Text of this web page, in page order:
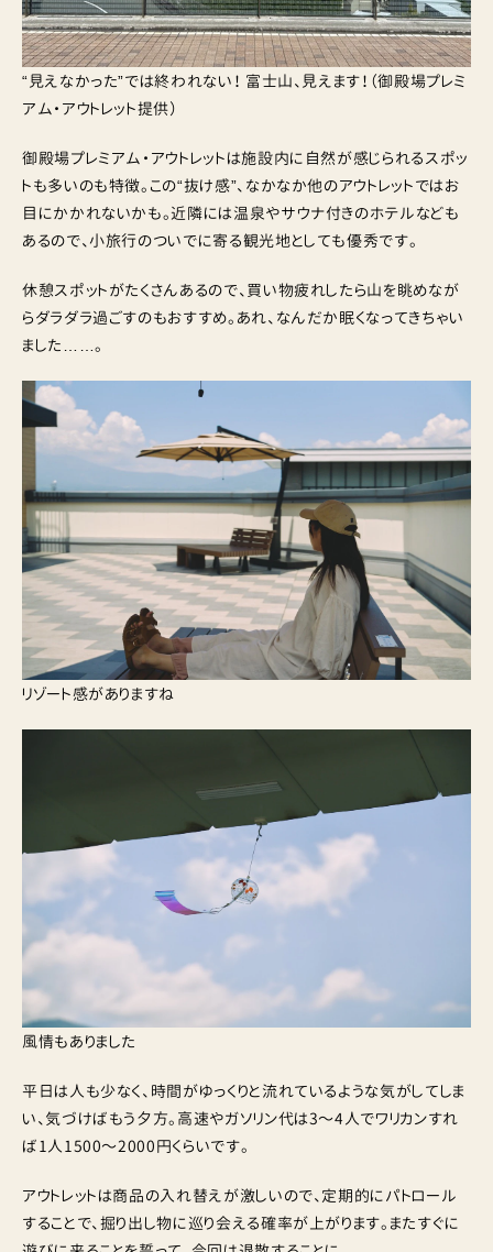
“見えなかった”では終われない！ 富士山、見えます！（御殿場プレミ
アム・アウトレット提供）
御殿場プレミアム・アウトレットは施設内に自然が感じられるスポッ
トも多いのも特徴。この“抜け感”、なかなか他のアウトレットではお
目にかかれないかも。近隣には温泉やサウナ付きのホテルなども
あるので、小旅行のついでに寄る観光地としても優秀です。
休憩スポットがたくさんあるので、買い物疲れしたら山を眺めなが
らダラダラ過ごすのもおすすめ。あれ、なんだか眠くなってきちゃい
ました……。
リゾート感がありますね‬ ‭
風情もありました
平日は人も少なく、時間がゆっくりと流れているような気がしてしま
い、気づけばもう夕方。高速やガソリン代は3〜4人でワリカンすれ
ば1人1500〜2000円くらいです。
アウトレットは商品の入れ替えが激しいので、定期的にパトロール
することで、掘り出し物に巡り会える確率が上がります。またすぐに